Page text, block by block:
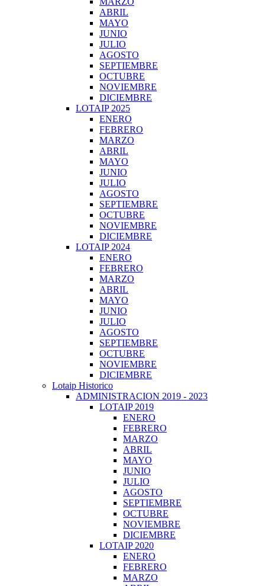
ABRIL
MAYO
JUNIO
JULIO
AGOSTO
SEPTIEMBRE
OCTUBRE
NOVIEMBRE
DICIEMBRE
LOTAIP 2025
ENERO
FEBRERO
MARZO
ABRIL
MAYO
JUNIO
JULIO
AGOSTO
SEPTIEMBRE
OCTUBRE
NOVIEMBRE
DICIEMBRE
LOTAIP 2024
ENERO
FEBRERO
MARZO
ABRIL
MAYO
JUNIO
JULIO
AGOSTO
SEPTIEMBRE
OCTUBRE
NOVIEMBRE
DICIEMBRE
Lotaip Historico
ADMINISTRACION 2019 - 2023
LOTAIP 2019
ENERO
FEBRERO
MARZO
ABRIL
MAYO
JUNIO
JULIO
AGOSTO
SEPTIEMBRE
OCTUBRE
NOVIEMBRE
DICIEMBRE
LOTAIP 2020
ENERO
FEBRERO
MARZO